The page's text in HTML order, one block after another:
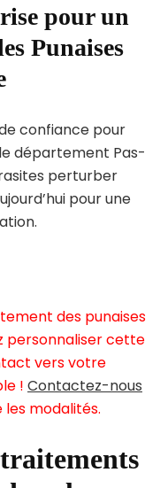
pour un
Punaises
confiance pour
département Pas-
perturber
pour une
des punaises
personnaliser cette
vers votre
! Contactez-nous
modalités.